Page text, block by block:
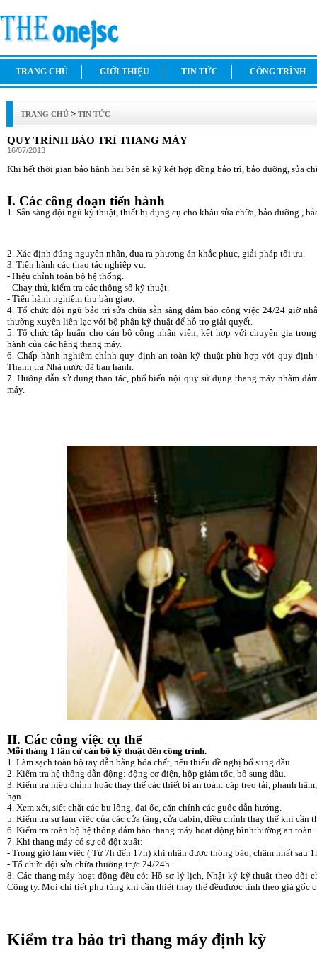
TRANG CHỦ GIỚI THIỆU TIN TỨC CÔNG TRÌNH
TRANG CHỦ > TIN TỨC
QUY TRÌNH BẢO TRÌ THANG MÁY
16/07/2013
Khi hết thời gian bảo hành hai bên sẽ ký kết hợp đồng bảo trì, bảo dưỡng, sủa
I. Các công đoạn tiến hành
1. Sẵn sàng đội ngũ kỹ thuật, thiết bị dụng cụ cho khâu sửa chữa, bảo dưỡng ,
2. Xác định đúng nguyên nhân, đưa ra phương án khắc phục, giải pháp tối ưu.
3. Tiến hành các thao tác nghiệp vụ:
- Hiệu chỉnh toàn bộ hệ thống.
- Chạy thử, kiểm tra các thông số kỹ thuật.
- Tiến hành nghiệm thu bàn giao.
4. Tổ chức đội ngũ bảo trì sửa chữa sẵn sàng đảm bảo công việc 24/24 giờ
thường xuyên liên lạc với bộ phận kỹ thuật để hỗ trợ giải quyết.
5. Tổ chức tập huấn cho cán bộ công nhân viên, kết hợp với chuyên gia
hành của các hãng thang máy.
6. Chấp hành nghiêm chỉnh quy định an toàn kỹ thuật phù hợp với quy
Thanh tra Nhà nước đã ban hành.
7. Hướng dẫn sử dụng thao tác, phổ biến nội quy sử dụng thang máy nhằm
máy.
II. Các công việc cụ thể
Mỗi tháng 1 lần cử cán bộ kỹ thuật đến công trình.
1. Làm sạch toàn bộ ray dẫn bằng hóa chất, nếu thiếu đề nghị bổ sung dầu.
2. Kiểm tra hệ thống dẫn động: động cơ điện, hộp giảm tốc, bổ sung dầu.
3. Kiểm tra hiệu chỉnh hoặc thay thế các thiết bị an toàn: cáp treo tải, phanh
hạn...
4. Xem xét, siết chặt các bu lông, đai ốc, căn chỉnh các guốc dẫn hướng.
5. Kiểm tra sự làm việc của các cửa tầng, cửa cabin, điều chỉnh thay thế khi cần
6. Kiểm tra toàn bộ hệ thống đảm bảo thang máy hoạt động bìnhthường an toàn.
7. Khi thang máy có sự cố đột xuất:
- Trong giờ làm việc ( Từ 7h đến 17h) khi nhận được thông báo, chậm nhất sau
- Tổ chức đội sửa chữa thường trực 24/24h.
8. Các thang máy hoạt động đều có: Hồ sơ lý lịch, Nhật ký kỹ thuật theo dõi
Công ty. Mọi chi tiết phụ tùng khi cần thiết thay thế đềuđược tính theo giá gốc
Kiểm tra bảo trì thang máy định kỳ